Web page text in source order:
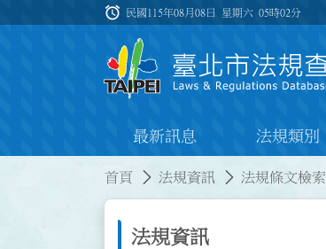
:::
alarm 民國115年08月08日 星期六05時02分
最新訊息 法規類別
首頁 法規資訊 法規條文檢索
法規資訊